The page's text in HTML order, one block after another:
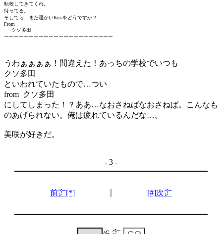
転校してきてくれ。
待ってる。
そしてら、また暖かいKissをどうですか？
From
クソ多田
ーーーーーーーーーーーーーーーーーーーーーー
うわぁぁぁぁ！間違えた！あっちの学校でいつも
クソ多田
といわれていたもので…つい
from クソ多田
にしてしまった！？ああ…なおさねばなおさねば。こんなも
のあげられない。俺は疲れているんだな…。
美咲が好きだ。
- 3 -
前㌻[*] [#]次㌻